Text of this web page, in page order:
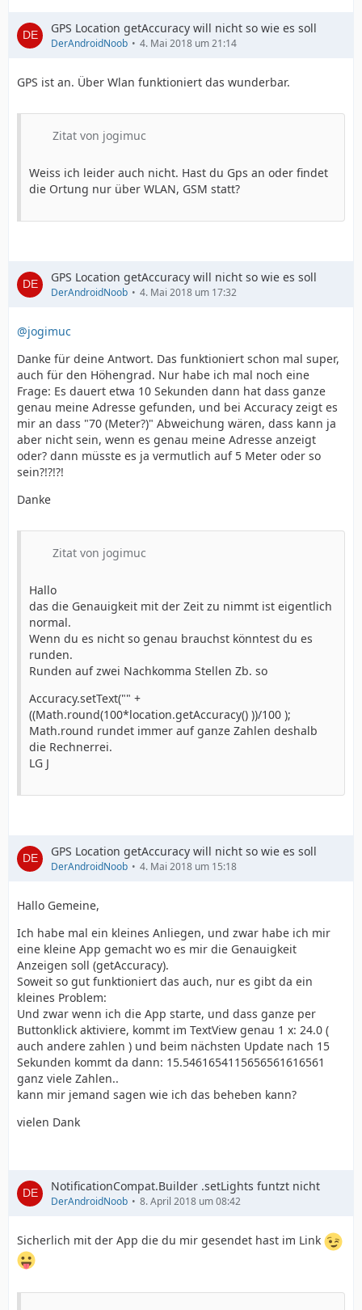
GPS Location getAccuracy will nicht so wie es soll
DerAndroidNoob 4. Mai 2018 um 21:14
GPS ist an. Über Wlan funktioniert das wunderbar.
Zitat von jogimuc
Weiss ich leider auch nicht. Hast du Gps an oder findet
die Ortung nur über WLAN, GSM statt?
GPS Location getAccuracy will nicht so wie es soll
DerAndroidNoob 4. Mai 2018 um 17:32
@jogimuc
Danke für deine Antwort. Das funktioniert schon mal super,
auch für den Höhengrad. Nur habe ich mal noch eine
Frage: Es dauert etwa 10 Sekunden dann hat dass ganze
genau meine Adresse gefunden, und bei Accuracy zeigt es
mir an dass "70 (Meter?)" Abweichung wären, dass kann ja
aber nicht sein, wenn es genau meine Adresse anzeigt
oder? dann müsste es ja vermutlich auf 5 Meter oder so
sein?!?!?!
Danke
Zitat von jogimuc
Hallo
das die Genauigkeit mit der Zeit zu nimmt ist eigentlich
normal.
Wenn du es nicht so genau brauchst könntest du es
runden.
Runden auf zwei Nachkomma Stellen Zb. so
Accuracy.setText("" +
((Math.round(100*location.getAccuracy() ))/100 );
Math.round rundet immer auf ganze Zahlen deshalb
die Rechnerrei.
LG J
GPS Location getAccuracy will nicht so wie es soll
DerAndroidNoob 4. Mai 2018 um 15:18
Hallo Gemeine,
Ich habe mal ein kleines Anliegen, und zwar habe ich mir
eine kleine App gemacht wo es mir die Genauigkeit
Anzeigen soll (getAccuracy).
Soweit so gut funktioniert das auch, nur es gibt da ein
kleines Problem:
Und zwar wenn ich die App starte, und dass ganze per
Buttonklick aktiviere, kommt im TextView genau 1 x: 24.0 (
auch andere zahlen ) und beim nächsten Update nach 15
Sekunden kommt da dann: 15.5461654115656561616561
ganz viele Zahlen..
kann mir jemand sagen wie ich das beheben kann?
vielen Dank
NotificationCompat.Builder .setLights funtzt nicht
DerAndroidNoob 8. April 2018 um 08:42
Sicherlich mit der App die du mir gesendet hast im Link